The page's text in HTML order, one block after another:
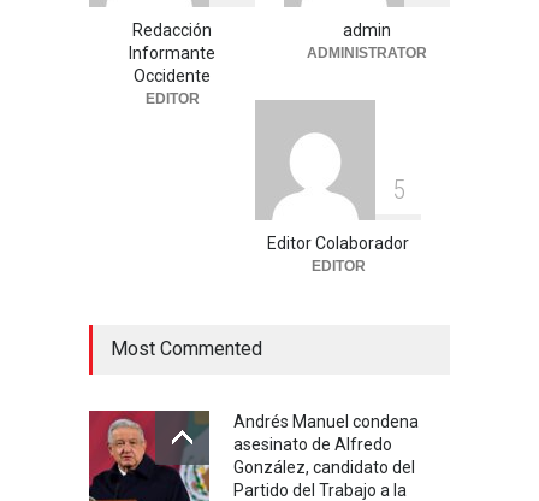
Celia Pulido logra un hito
histórico con 11 preseas y
tres marcas récord en Santo
Redacción
Informante
Occidente
EDITOR
admin
ADMINISTRATOR
5
Editor Colaborador
EDITOR
Most Commented
Andrés Manuel condena
asesinato de Alfredo
González, candidato del
Partido del Trabajo a la